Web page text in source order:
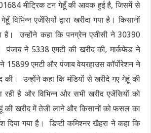
मीट्रिक टन गेहूँ की आवक हुई है, जिसमें से
विभिन्न एजेंसियों द्वारा खरीदा गया है। किसानों
है। उन्होंने कहा कि पनग्रेन एजीसी ने 30390
ने 5338 एमटी की खरीद की, मार्कफेड ने
15899 एमटी और पंजाब वेयरहाउस कॉर्पोरेशन ने
की। उन्होंने कहा कि मंडियों से खरीदे गए गेहूं की
रही है और विभिन्न और सभी खरीद एजेंसियों को
की खरीद में तेजी लाने और किसानों को फसल का
दिया गया है। डिप्टी कमिश्नर खैहरा ने कहा कि